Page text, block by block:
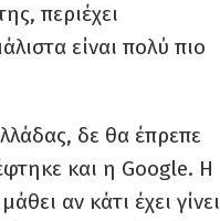
περιέχει
είναι πολύ πιο
δε θα έπρεπε
και η Google. Η
αν κάτι έχει γίνει